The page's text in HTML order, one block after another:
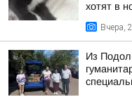
хотят в
Вчера,
Из